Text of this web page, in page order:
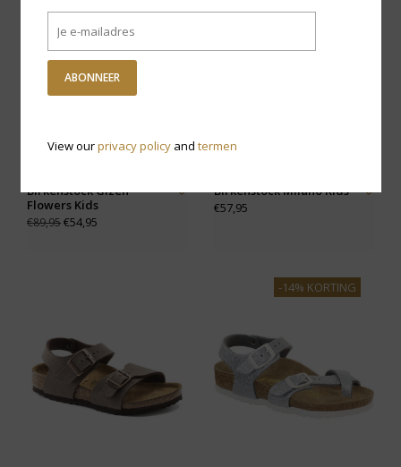
Birkenstock Gizeh
Flowers Kids
€89,95€54,95
Birkenstock Milano Kids
€57,95
-14% KORTING
ABONNEER
View ourprivacy policyand termen